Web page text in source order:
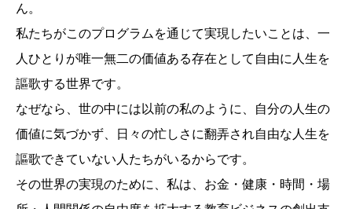
ん。
私たちがこのプログラムを通じて実現したいことは、一
人ひとりが唯一無二の価値ある存在として自由に人生を
謳歌する世界です。
なぜなら、世の中には以前の私のように、自分の人生の
価値に気づかず、日々の忙しさに翻弄され自由な人生を
謳歌できていない人たちがいるからです。
その世界の実現のために、私は、お金・健康・時間・場